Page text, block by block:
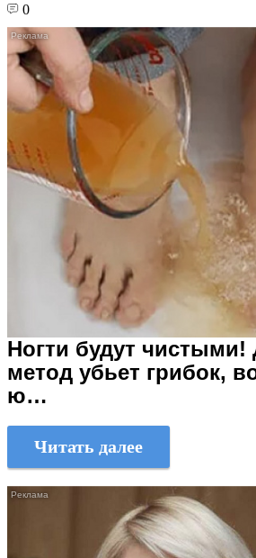
0
Ногти будут
метод убьет грибок,
ю…
Читать далее